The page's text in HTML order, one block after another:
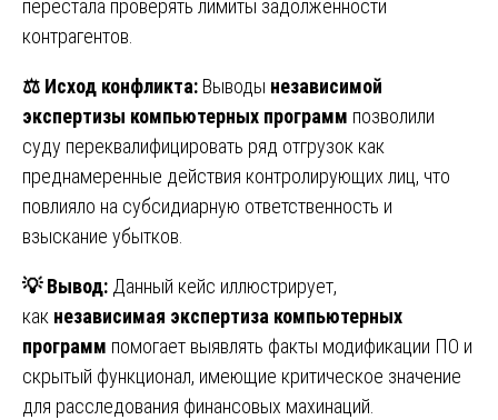
перестала проверять лимиты задолженности
контрагентов.
⚖️ Исход конфликта: Выводы независимой
экспертизы компьютерных программ позволили
суду переквалифицировать ряд отгрузок как
преднамеренные действия контролирующих лиц, что
повлияло на субсидиарную ответственность и
взыскание убытков.
💡Вывод: Данный кейс иллюстрирует,
как независимая экспертиза компьютерных
программ помогает выявлять факты модификации ПО и
скрытый функционал, имеющие критическое значение
для расследования финансовых махинаций.